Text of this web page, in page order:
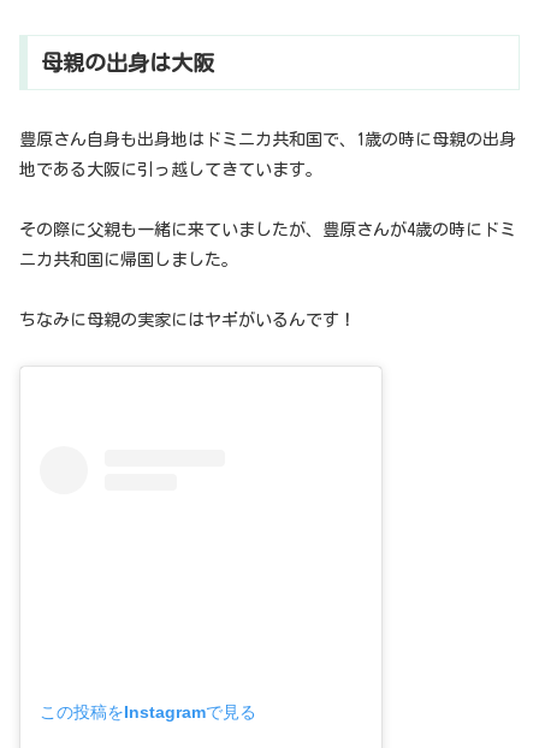
母親の出身は大阪
豊原さん自身も出身地はドミニカ共和国で、1歳の時に母親の出身
地である大阪に引っ越してきています。
その際に父親も一緒に来ていましたが、豊原さんが4歳の時にドミ
ニカ共和国に帰国しました。
ちなみに母親の実家にはヤギがいるんです！
この投稿をInstagramで見る